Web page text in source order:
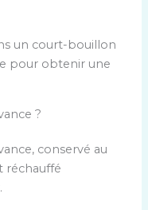
un court-bouillon
pour obtenir une
?
conservé au
réchauffé